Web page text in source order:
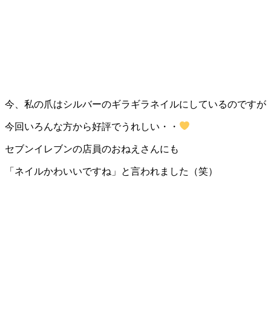
今、私の爪はシルバーのギラギラネイルにしているのですが
今回いろんな方から好評でうれしい・・
セブンイレブンの店員のおねえさんにも
「ネイルかわいいですね」と言われました（笑）